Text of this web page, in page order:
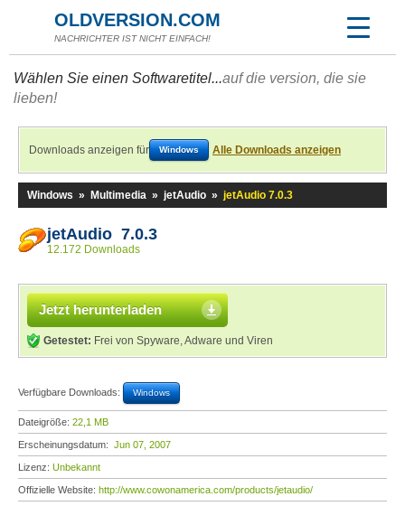
OLDVERSION.COM
NACHRICHTER IST NICHT EINFACH!
Wählen Sie einen Softwaretitel...auf die version, die sie
lieben!
Downloads anzeigen für Windows Alle Downloads anzeigen
Windows » Multimedia » jetAudio » jetAudio 7.0.3
jetAudio 7.0.3
12.172 Downloads
Jetzt herunterladen
Getestet: Frei von Spyware, Adware und Viren
Verfügbare Downloads: Windows
Dateigröße: 22,1 MB
Erscheinungsdatum: Jun 07, 2007
Lizenz: Unbekannt
Offizielle Website: http://www.cowonamerica.com/products/jetaudio/